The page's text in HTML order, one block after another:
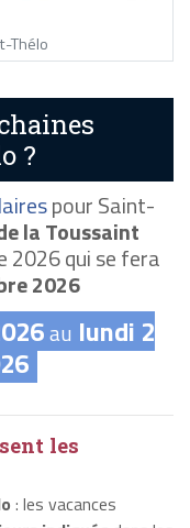
Thélo
?
pour Saint-
la Toussaint
2026 qui se fera
2026
au lundi 2
les
: les vacances